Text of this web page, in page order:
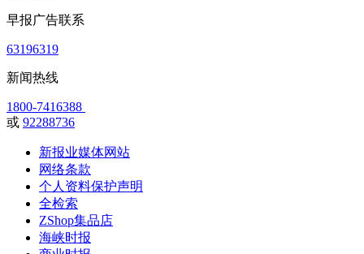
早报广告联系
63196319
新闻热线
1800-7416388
或 92288736
新报业媒体网站
网络条款
个人资料保护声明
全检索
ZShop集品店
海峡时报